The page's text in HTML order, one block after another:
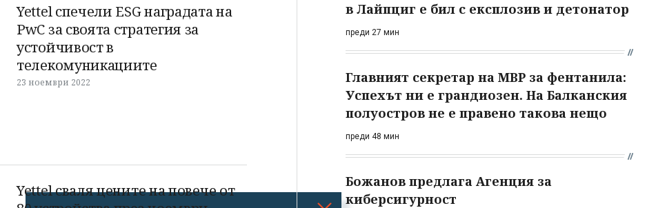
Yettel спечели ESG наградата на
PwC за своята стратегия за
устойчивост в
телекомуникациите
23 ноември 2022
Yettel сваля цените на повече от
в Лайпциг е бил с експлозив и детонатор
преди 27 мин
Главният секретар на МВР за фентанила:
Успехът ни е грандиозен. На Балканския
полуостров не е правено такова нещо
преди 48 мин
Божанов предлага Агенция за
киберсигурност